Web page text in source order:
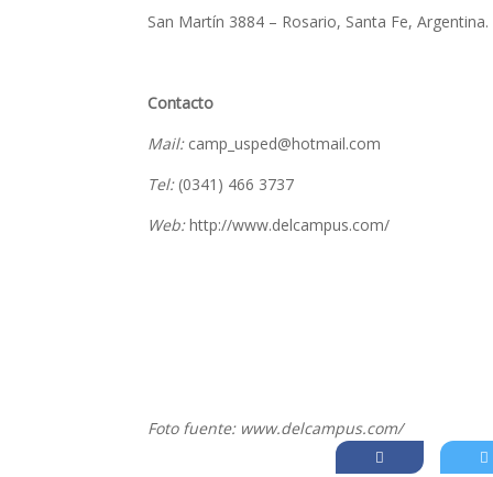
San Martín 3884 – Rosario, Santa Fe, Argentina.
Contacto
Mail:camp_usped@hotmail.com
Tel:(0341) 466 3737
Web:http://www.delcampus.com/
Foto fuente: www.delcampus.com/